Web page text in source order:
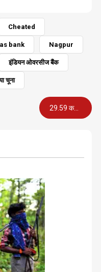
Cheated
bank Nagpur
इंडियन ओवरसीज बैंक
चूना
29.59 करोड़ की बिजली चोरी का भंडाफोड़ किया महावितरण ने